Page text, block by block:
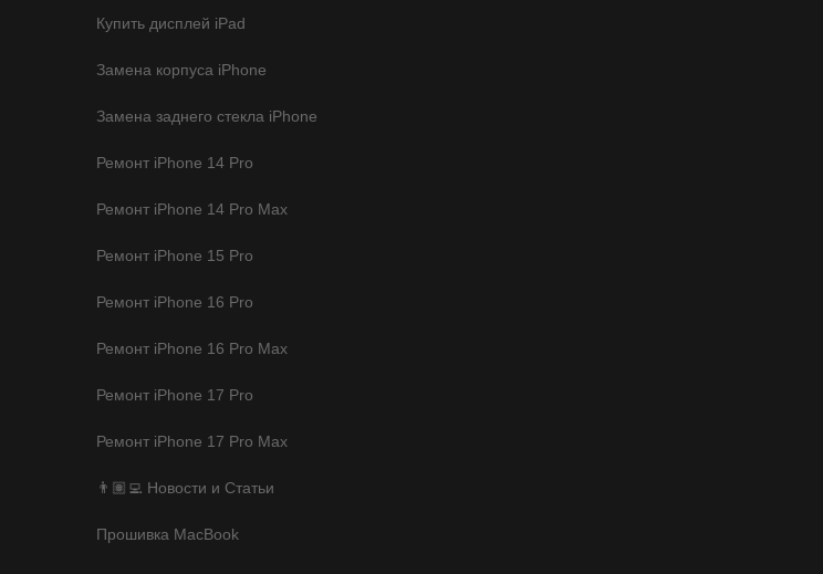
Купить дисплей iPad
Замена корпуса iPhone
Замена заднего стекла iPhone
Ремонт iPhone 14 Pro
Ремонт iPhone 14 Pro Max
Ремонт iPhone 15 Pro
Ремонт iPhone 16 Pro
Ремонт iPhone 16 Pro Max
Ремонт iPhone 17 Pro
Ремонт iPhone 17 Pro Max
👨🏽‍💻 Новости и Статьи
Прошивка MacBook